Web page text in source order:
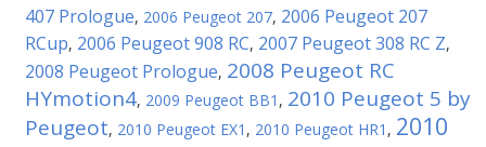
407 Prologue, 2006 Peugeot 207, 2006 Peugeot 207
RCup, 2006 Peugeot 908 RC, 2007 Peugeot 308 RC Z,
2008 Peugeot Prologue, 2008 Peugeot RC
HYmotion4, 2009 Peugeot BB1 , 2010 Peugeot 5 by
Peugeot, 2010 Peugeot EX1 , 2010 Peugeot HR1 , 2010